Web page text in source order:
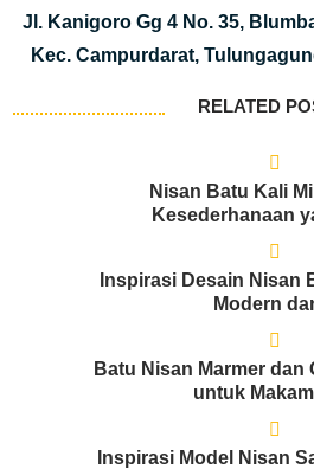
Jl. Kanigoro Gg 4 No. 35,
Kec. Campurdarat,
RELATED
Nisan Batu Kali
Kesederhanaan
Inspirasi Desain Nisan
Modern
Batu Nisan Marmer dan
untuk
Inspirasi Model Nisan